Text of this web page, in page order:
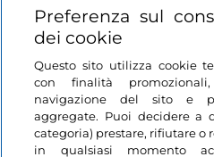
Login
Restiamo in contatto
Preferenza sul
dei cookie
Questo sito utilizza cookie
con finalità
navigazione del sito e
aggregate. Puoi decidere a
categoria) prestare, rifiutare o
in qualsiasi momento